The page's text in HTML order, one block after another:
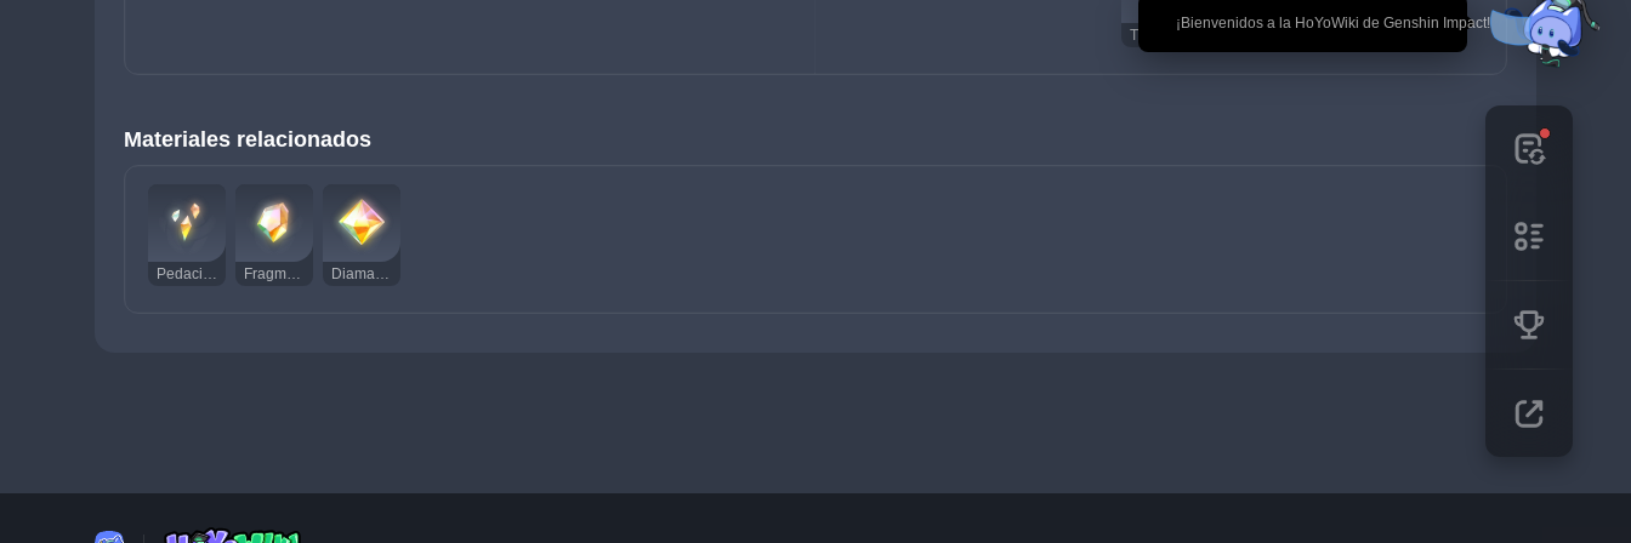
🎉 ¡Bienvenidos a la HoYoWiki de Genshin Impact!
Trozo de diamante brillante
Materiales relacionados
Pedacito de diamante brillante Fragmento de diamante brillante Diamante brillante